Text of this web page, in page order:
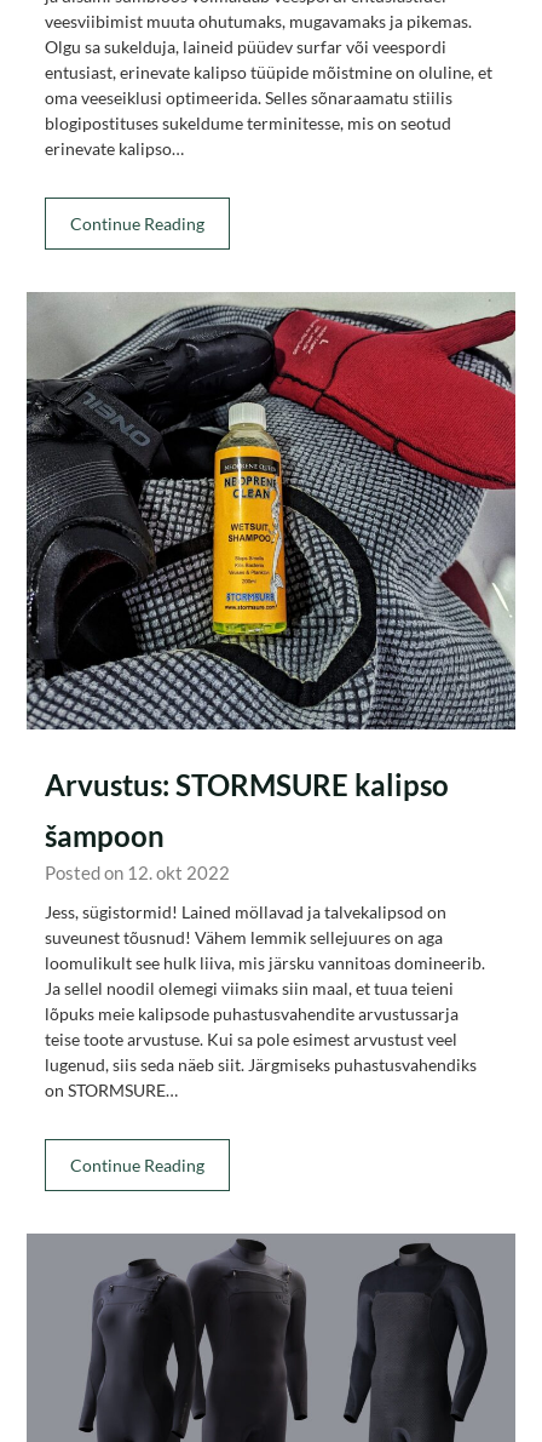
veesviibimist muuta ohutumaks, mugavamaks ja pikemas.
Olgu sa sukelduja, laineid püüdev surfar või veespordi
entusiast, erinevate kalipso tüüpide mõistmine on oluline, et
oma veeseiklusi optimeerida. Selles sõnaraamatu stiilis
blogipostituses sukeldume terminitesse, mis on seotud
erinevate kalipso…
Continue Reading
Arvustus: STORMSURE kalipso
šampoon
Posted on 12. okt 2022
Jess, sügistormid! Lained möllavad ja talvekalipsod on
suveunest tõusnud! Vähem lemmik sellejuures on aga
loomulikult see hulk liiva, mis järsku vannitoas domineerib.
Ja sellel noodil olemegi viimaks siin maal, et tuua teieni
lõpuks meie kalipsode puhastusvahendite arvustussarja
teise toote arvustuse. Kui sa pole esimest arvustust veel
lugenud, siis seda näeb siit. Järgmiseks puhastusvahendiks
on STORMSURE…
Continue Reading